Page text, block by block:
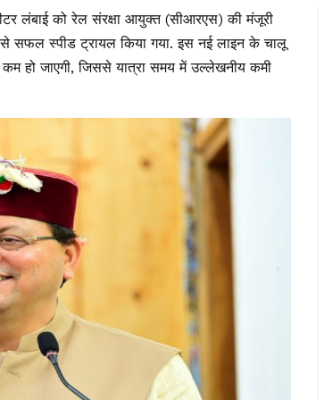
लंबाई को रेल संरक्षा आयुक्त (सीआरएस) की मंजूरी
से सफल स्पीड ट्रायल किया गया. इस नई लाइन के चालू
हो जाएगी, जिससे यात्रा समय में उल्लेखनीय कमी